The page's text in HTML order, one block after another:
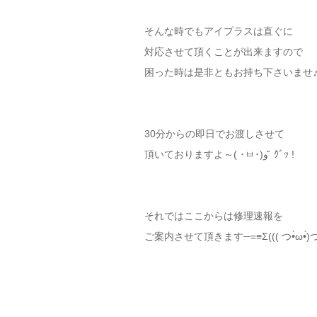
そんな時でもアイプラスは直ぐに
対応させて頂くことが出来ますので
困った時は是非ともお持ち下さいま
30分からの即日でお渡しさせて
頂いておりますよ～( ･ㅂ･)و ̑̑ ｸﾞｯ !
それではここからは修理速報を
ご案内させて頂きます─=≡Σ((( つ•̀ω•́)